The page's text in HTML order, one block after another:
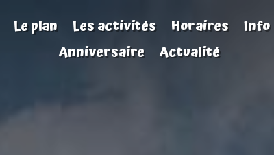
Le plan Les activités Horaires Info
Anniversaire
Actualité